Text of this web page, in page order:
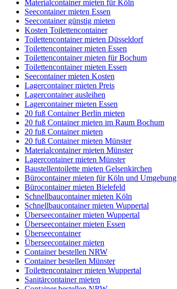
Materialcontainer mieten für Köln
Seecontainer mieten Essen
Seecontainer günstig mieten
Kosten Toilettencontainer
Toilettencontainer mieten Düsseldorf
Toilettencontainer mieten Essen
Toilettencontainer mieten für Bochum
Toilettencontainer mieten Essen
Seecontainer mieten Kosten
Lagercontainer mieten Preis
Lagercontainer ausleihen
Lagercontainer mieten Essen
20 fuß Container Berlin mieten
20 fuß Container mieten im Raum Bochum
20 fuß Container mieten
20 fuß Container mieten Münster
Materialcontainer mieten Münster
Lagercontainer mieten Münster
Baustellentoilette mieten Gelsenkirchen
Bürocontainer mieten für Köln und Umgebung
Bürocontainer mieten Bielefeld
Schnellbaucontainer mieten Köln
Schnellbaucontainer mieten Wuppertal
Überseecontainer mieten Wuppertal
Überseecontainer mieten Essen
Überseecontainer
Überseecontainer mieten
Container bestellen NRW
Container bestellen Münster
Toilettencontainer mieten Wuppertal
Sanitärcontainer mieten